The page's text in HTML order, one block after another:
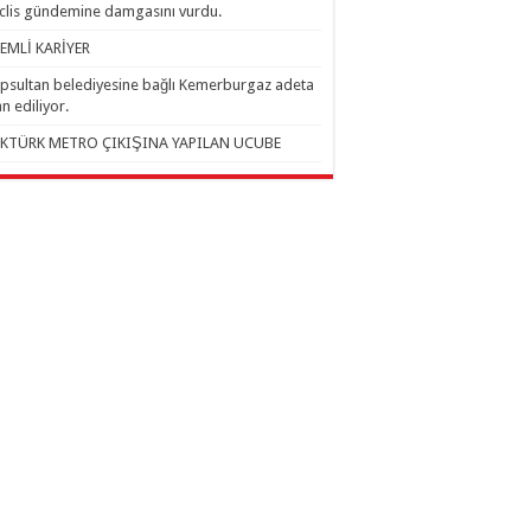
gündemine damgasını vurdu.
KARİYER
belediyesine bağlı Kemerburgaz adeta
ediliyor.
METRO ÇIKIŞINA YAPILAN UCUBE